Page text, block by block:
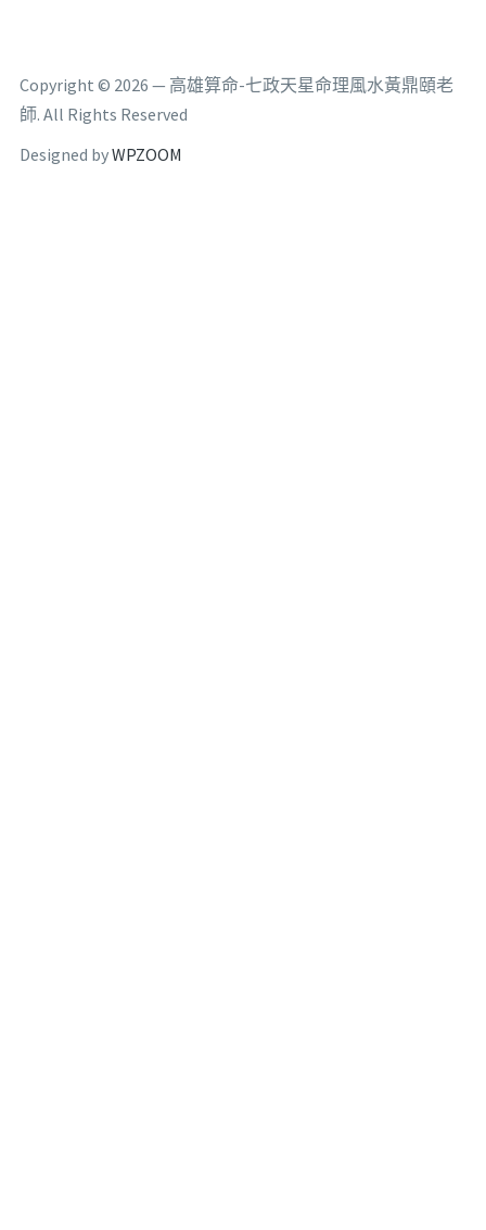
Copyright © 2026 — 高雄算命-七政天星命理風水黃鼎頤老
師. All Rights Reserved
Designed byWPZOOM